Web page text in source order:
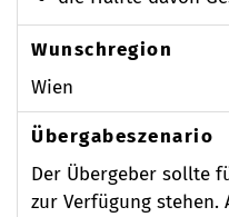
Wunschregion
Wien
Übergabeszenario
Der Übergeber sollte
zur Verfügung